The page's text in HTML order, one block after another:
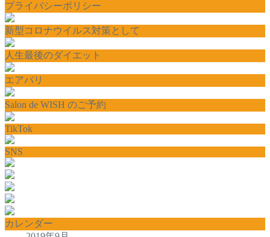
プライバシーポリシー
新型コロナウイルス対策として
人生最後のダイエット
エアバリ
Salon de WISH のご予約
TikTok
SNS
カレンダー